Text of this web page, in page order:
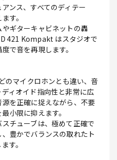
ンス、すべてのディテー
す。
ギターキャビネットの轟
421 Kompakt はスタジオで
で音を再現します。
のマイクロホンとも違い、音
ィオイド指向性と非常に広
を正確に捉えながら、不要
小限に抑えます。
チューブは、極めて正確で
豊かでバランスの取れたト
す。